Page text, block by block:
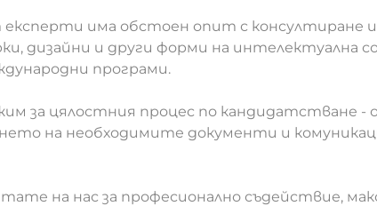
има обстоен опит с консултиране и
дизайни и други форми на интелектуална
програми.
за цялостния процес по кандидатстване
на необходимите документи и
на нас за професионално съдействие,